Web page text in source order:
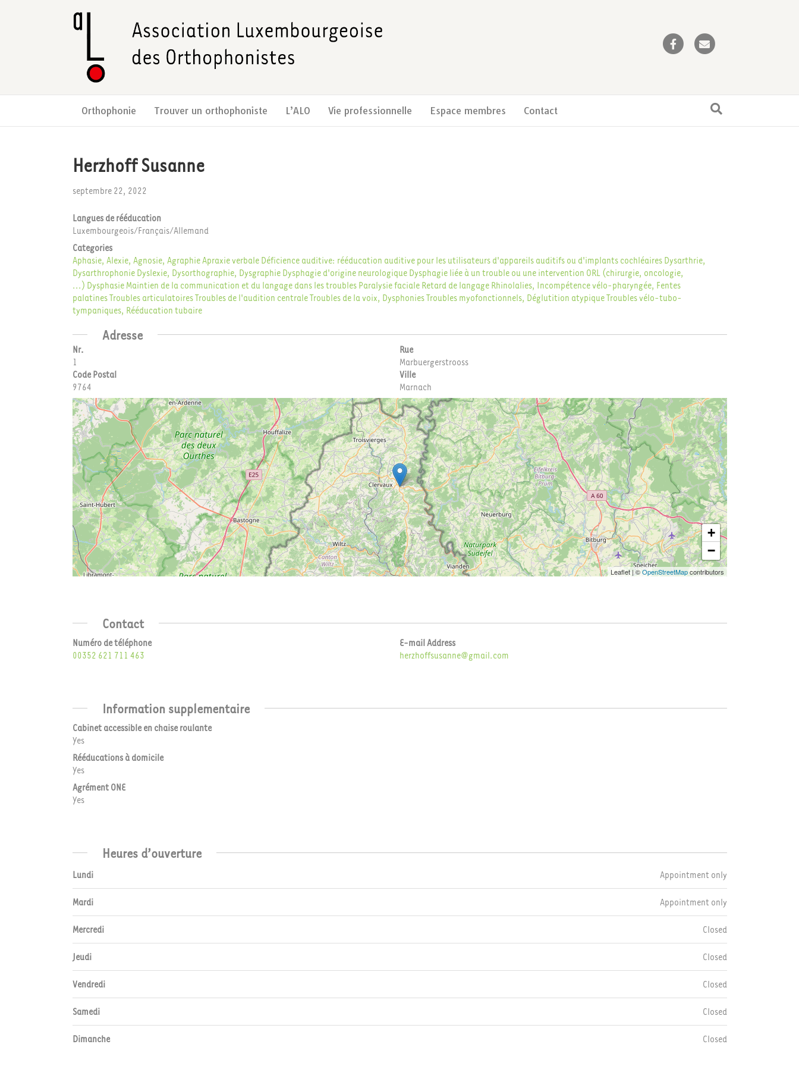
Facebook
Orthophonie Trouver un orthophoniste L’ALO Vie professionnelle Espace membres Contact
Herzhoff Susanne
septembre 22, 2022
Langues de rééducation
Luxembourgeois/Français/Allemand
Categories
Aphasie, Alexie, Agnosie, AgraphieApraxie verbale Déficience auditive: rééducation auditive pour les utilisateurs d'appareils auditifs ou d'implants cochléaires Dysarthrie,
Dysarthrophonie Dyslexie, Dysorthographie, Dysgraphie Dysphagie d'origine neurologique Dysphagie liée à un trouble ou une intervention ORL (chirurgie, oncologie,
...) Dysphasie Maintien de la communication et du langage dans les troubles Paralysie faciale Retard de langage Rhinolalies, Incompétence vélo-pharyngée, Fentes
palatinesTroubles articulatoiresTroubles de l'audition centraleTroubles de la voix, DysphoniesTroubles myofonctionnels, Déglutition atypiqueTroubles vélo-tubo-
tympaniques, Rééducation tubaire
Adresse
Nr.
1
Code Postal
9764
Rue
Marbuergerstrooss
Ville
Marnach
+
−
Leaflet | ©OpenStreetMapcontributors
Contact
Numéro de téléphone
00352 621 711 463
E-mail Address
herzhoffsusanne@gmail.com
Information supplementaire
Cabinet accessible en chaise roulante
Yes
Rééducations à domicile
Yes
Agrément ONE
Yes
Heures d’ouverture
Lundi Appointment only
Mardi Appointment only
Mercredi Closed
Jeudi Closed
Vendredi Closed
Samedi Closed
Dimanche Closed